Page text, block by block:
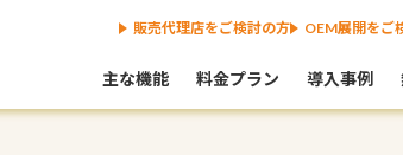
販売代理店をご検討の方 OEM展開をご
主な機能 料金プラン 導入事例